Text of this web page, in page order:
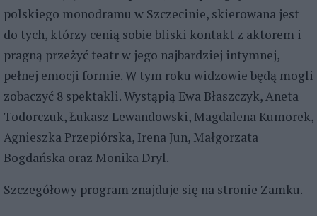
polskiego monodramu w Szczecinie, skierowana jest
do tych, którzy cenią sobie bliski kontakt z aktorem i
pragną przeżyć teatr w jego najbardziej intymnej,
pełnej emocji formie. W tym roku widzowie będą mogli
zobaczyć 8 spektakli. Wystąpią Ewa Błaszczyk, Aneta
Todorczuk, Łukasz Lewandowski, Magdalena Kumorek,
Agnieszka Przepiórska, Irena Jun, Małgorzata
Bogdańska oraz Monika Dryl.
Szczegółowy program znajduje się na stronie Zamku.